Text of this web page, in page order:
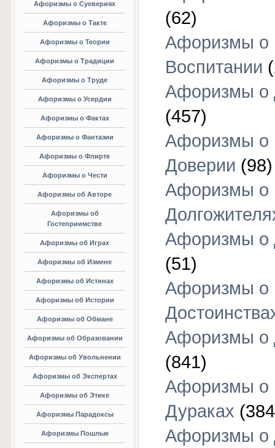
Афоризмы о Суевериях
Афоризмы о Такте
Афоризмы о Теории
Афоризмы о Традиции
Афоризмы о Труде
Афоризмы о Усердии
Афоризмы о Фактах
Афоризмы о Фантазии
Афоризмы о Флирте
Афоризмы о Чести
Афоризмы об Авторе
Афоризмы об
Гостеприимстве
Афоризмы об Играх
Афоризмы об Измене
Афоризмы об Истинах
Афоризмы об Истории
Афоризмы об Обмане
Афоризмы об Образовании
Афоризмы об Увольнении
Афоризмы об Экспертах
Афоризмы об Этике
Афоризмы Парадоксы
Афоризмы Пошлые
(62)
Афоризмы о
Воспитании
Афоризмы о
(457)
Афоризмы о
Доверии (98)
Афоризмы о
Афоризмы о
(51)
Афоризмы о
Афоризмы о
(841)
Афоризмы о
Дураках
Афоризмы о